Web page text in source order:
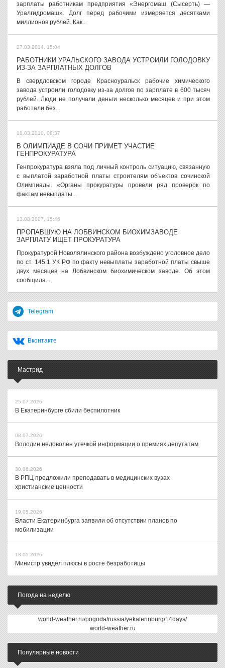
зарплаты работникам предприятия «Энергомаш (Сысерть) —
Уралгидромаш». Долг перед рабочими измеряется десятками
миллионов рублей. Как...
27.03.2014, 15:04
РАБОТНИКИ УРАЛЬСКОГО ЗАВОДА УСТРОИЛИ ГОЛОДОВКУ
ИЗ-ЗА ЗАРПЛАТНЫХ ДОЛГОВ
В свердловском городе Красноуральск рабочие химического
завода устроили голодовку из-за долгов по зарплате в 600 тысяч
рублей. Люди не получали деньги несколько месяцев и при этом
работали без...
18.03.2010, 08:37
В ОЛИМПИАДЕ В СОЧИ ПРИМЕТ УЧАСТИЕ
ГЕНПРОКУРАТУРА
Генпрокуратура взяла под личный контроль ситуацию, связанную
с выплатой заработной платы строителям объектов сочинской
Олимпиады. «Органы прокуратуры провели ряд проверок по
фактам невыплаты...
13.08.2007, 15:46
ПРОПАВШУЮ НА ЛОБВИНСКОМ БИОХИМЗАВОДЕ
ЗАРПЛАТУ ИЩЕТ ПРОКУРАТУРА
Прокуратурой Новолялинского района возбуждено уголовное дело
по ст. 145.1 УК РФ по факту невыплаты заработной платы свыше
двух месяцев на Лобвинском биохимическом заводе. Об этом
сообщила...
Telegram
Вконтакте
Мастрид
25.07.2026
В Екатеринбурге сбили беспилотник
08.07.2026
Володин недоволен утечкой информации о премиях депутатам
30.06.2026
В РПЦ предложили преподавать в медицинских вузах
христианские ценности
19.05.2026
Власти Екатеринбурга заявили об отсутствии планов по
мобилизации
18.05.2026
Министр увидел плюсы в росте безработицы
Погода на неделю
world-weather.ru/pogoda/russia/yekaterinburg/14days/
world-weather.ru
Популярные новости